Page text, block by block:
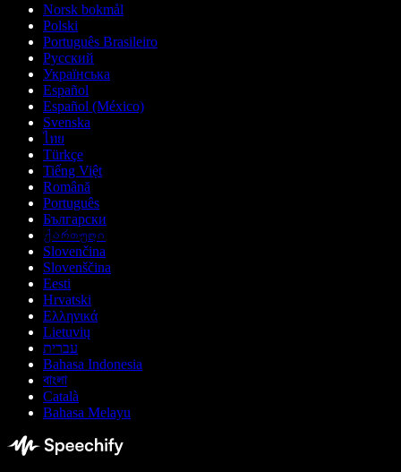
Norsk bokmål
Polski
Português Brasileiro
Русский
Українська
Español
Español (México)
Svenska
ไทย
Türkçe
Tiếng Việt
Română
Português
Български
ქართული
Slovenčina
Slovenščina
Eesti
Hrvatski
Ελληνικά
Lietuvių
עברית
Bahasa Indonesia
বাংলা
Català
Bahasa Melayu